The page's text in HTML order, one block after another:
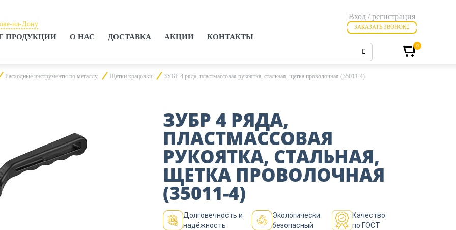
ПРОДУКЦИИ О НАС ДОСТАВКА АКЦИИ КОНТАКТЫ
на-Дону
на-Дону
Вход / регистрация
ЗАКАЗАТЬ ЗВОНОК
0
Расходные инструменты по металлу Щетки крацовки ЗУБР 4 ряда, пластмассовая рукоятка, стальная, щетка проволочная (35011-4)
ЗУБР 4 РЯДА,
ПЛАСТМАССОВАЯ
РУКОЯТКА, СТАЛЬНАЯ,
ЩЕТКА ПРОВОЛОЧНАЯ
(35011-4)
Долговечность и
надёжность
Экологически
безопасный
Качество
по ГОСТ